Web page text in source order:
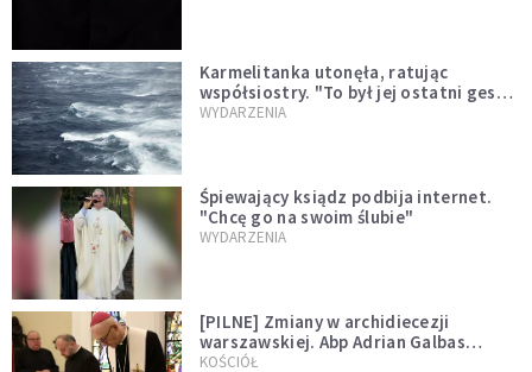
Karmelitanka utonęła, ratując
współsiostry. "To był jej ostatni gest
miłości"
WYDARZENIA
Śpiewający ksiądz podbija internet.
"Chcę go na swoim ślubie"
WYDARZENIA
[PILNE] Zmiany w archidiecezji
warszawskiej. Abp Adrian Galbas
wręczył dekrety nowym proboszczom
KOŚCIÓŁ